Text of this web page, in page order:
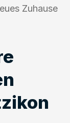
Zuhause